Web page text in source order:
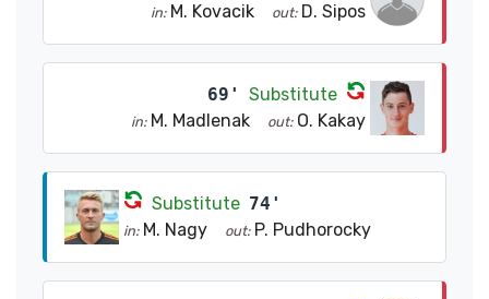
in: M. Kovacik out: D. Sipos
69' Substitute
in: M. Madlenak out: O. Kakay
Substitute 74'
in: M. Nagy out: P. Pudhorocky